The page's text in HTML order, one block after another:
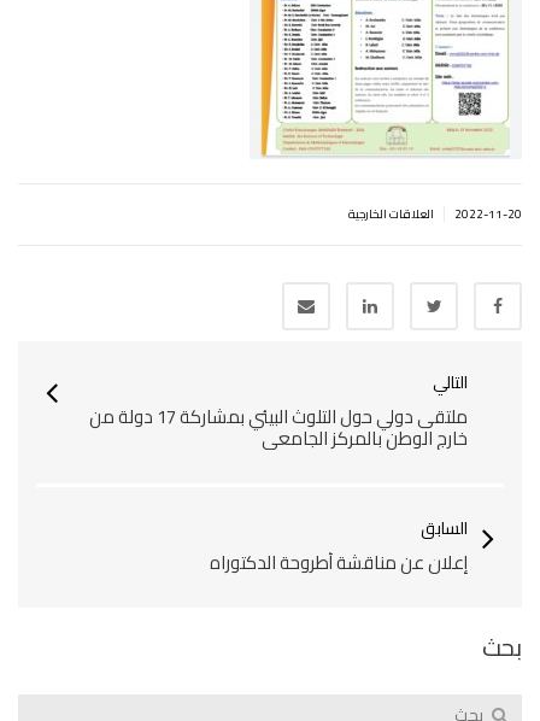
2022-11-20 العلاقات الخارجية
التالي
ملتقى دولي حول التلوث البيئي بمشاركة 17 دولة من
خارج الوطن بالمركز الجامعي
السابق
إعلان عن مناقشة أطروحة الدكتوراه
بحث